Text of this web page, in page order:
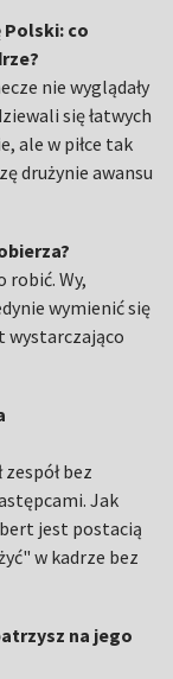
Polski: co
nie wyglądały
się łatwych
ale w piłce tak
drużynie awansu
robić. Wy,
wymienić się
wystarczająco
bez
Jak
jest postacią
w kadrze bez
na jego